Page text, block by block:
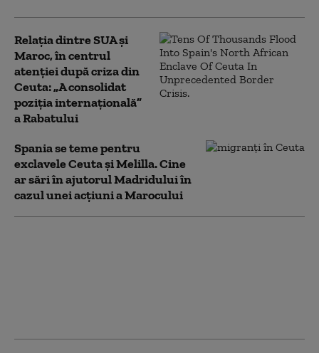
Relația dintre SUA și
Maroc, în centrul
atenției după criza din
Ceuta: „A consolidat
poziția internațională”
a Rabatului
Spania se teme pentru
exclavele Ceuta și Melilla. Cine
ar sări în ajutorul Madridului în
cazul unei acțiuni a Marocului